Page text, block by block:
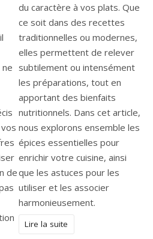
de
du caractère à vos plats. Que
ce soit dans des recettes
traditionnelles ou modernes,
elles permettent de relever
subtilement ou intensément
les préparations, tout en
apportant des bienfaits
nutritionnels. Dans cet article,
nous explorons ensemble les
épices essentielles pour
enrichir votre cuisine, ainsi
que les astuces pour les
utiliser et les associer
harmonieusement.
Lire la suite